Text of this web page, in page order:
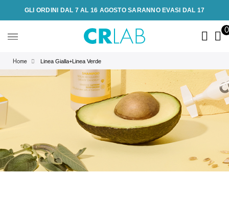
GLI ORDINI DAL 7 AL 16 AGOSTO SARANNO EVASI DAL 17
Home Linea Gialla+Linea Verde